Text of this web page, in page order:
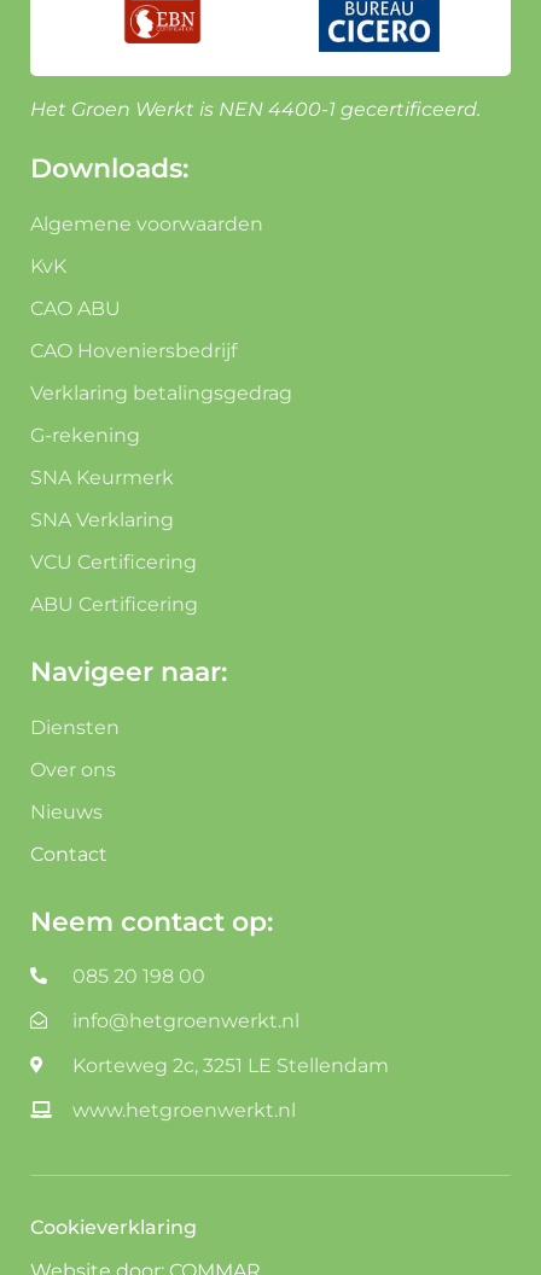
Het Groen Werkt is NEN 4400-1 gecertificeerd.
Downloads:
Algemene voorwaarden
KvK
CAO ABU
CAO Hoveniersbedrijf
Verklaring betalingsgedrag
G-rekening
SNA Keurmerk
SNA Verklaring
VCU Certificering
ABU Certificering
Navigeer naar:
Diensten
Over ons
Nieuws
Contact
Neem contact op:
085 20 198 00
info@hetgroenwerkt.nl
Korteweg 2c, 3251 LE Stellendam
www.hetgroenwerkt.nl
Cookieverklaring
Website door: COMMAR